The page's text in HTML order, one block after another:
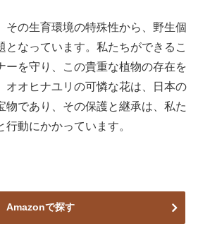
その生育環境の特殊性から、野生個
となっています。私たちができるこ
ーを守り、この貴重な植物の存在を
オオヒナユリの可憐な花は、日本の
物であり、その保護と継承は、私た
動にかかっています。
Amazonで探す